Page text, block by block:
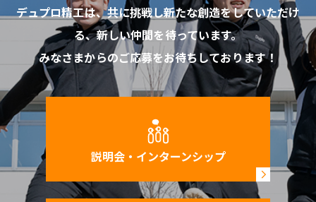
デュプロ精工は、共に挑戦し新たな創造をしていただけ
る、新しい仲間を待っています。
みなさまからのご応募をお待ちしております！
説明会・インターンシップ